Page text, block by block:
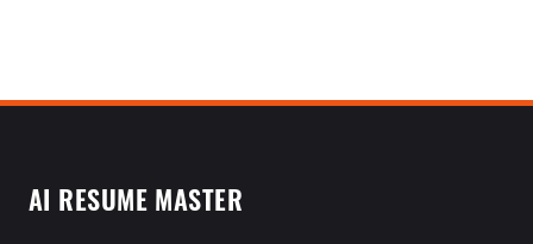
AI RESUME MASTER